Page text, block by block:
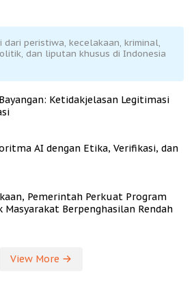
peristiwa, kecelakaan, kriminal,
dan liputan khusus di Indonesia
Ketidakjelasan Legitimasi
AI dengan Etika, Verifikasi, dan
Pemerintah Perkuat Program
Berpenghasilan Rendah
View More